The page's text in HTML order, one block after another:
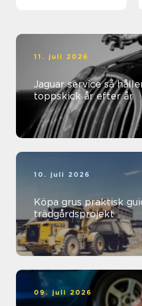
11. juli 2026
Jaguar service så håller du bilen i
toppskick år efter år
10. juli 2026
Köpa grus praktisk guide för bygg- och
trädgårdsprojekt
09. juli 2026